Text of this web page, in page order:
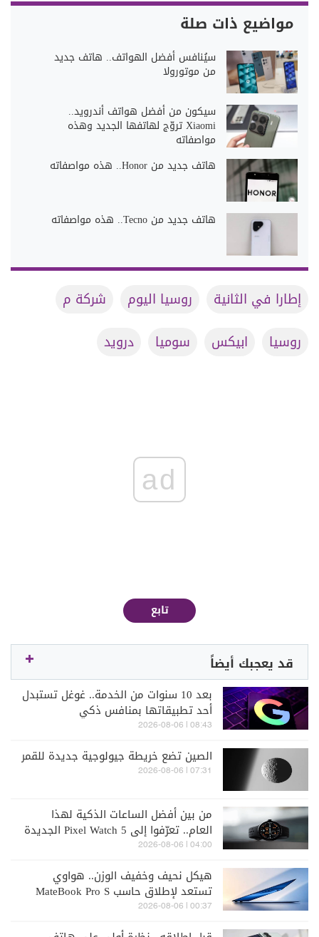
مواضيع ذات صلة
سيُنافس أفضل الهواتف.. هاتف جديد
من موتورولا
سيكون من أفضل هواتف أندرويد..
Xiaomi تروّج لهاتفها الجديد وهذه
مواصفاته
هاتف جديد من Honor.. هذه مواصفاته
هاتف جديد من Tecno.. هذه مواصفاته
إطارا في الثانية روسيا اليوم
شركة م
روسيا
ابيكس سوميا درويد
ad
تابع
قد يعجبك أيضاً
بعد 10 سنوات من الخدمة.. غوغل تستبدل
أحد تطبيقاتها بمنافس ذكي
08:43 | 2026-08-06
الصين تضع خريطة جيولوجية جديدة للقمر
07:31 | 2026-08-06
من بين أفضل الساعات الذكية لهذا
العام.. تعرّفوا إلى Pixel Watch 5 الجديدة
04:00 | 2026-08-06
هيكل نحيف وخفيف الوزن.. هواوي
تستعد لإطلاق حاسب MateBook Pro S
الجديد
00:37 | 2026-08-06